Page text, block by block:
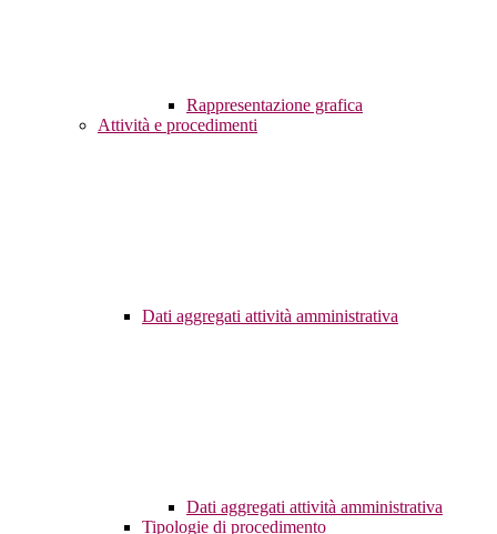
Rappresentazione grafica
Attività e procedimenti
Dati aggregati attività amministrativa
Dati aggregati attività amministrativa
Tipologie di procedimento